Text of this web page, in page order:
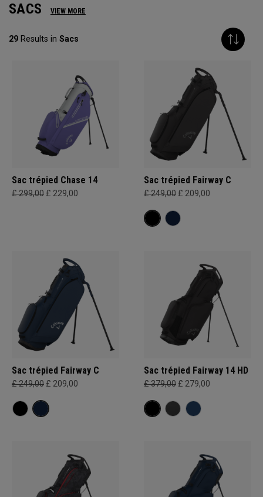
SACS VIEW MORE
29 Results in Sacs
Sac trépied Chase 14
£ 299,00 £ 229,00
Sac trépied Fairway C
£ 249,00 £ 209,00
Sac trépied Fairway C
£ 249,00 £ 209,00
Sac trépied Fairway 14 HD
£ 379,00 £ 279,00